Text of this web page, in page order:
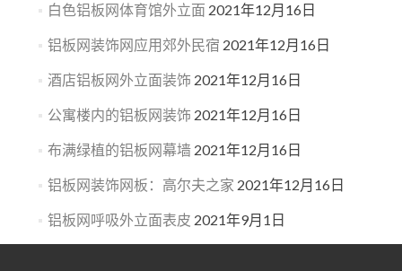
白色铝板网体育馆外立面 2021年12月16日
铝板网装饰网应用郊外民宿 2021年12月16日
酒店铝板网外立面装饰 2021年12月16日
公寓楼内的铝板网装饰 2021年12月16日
布满绿植的铝板网幕墙 2021年12月16日
铝板网装饰网板：高尔夫之家 2021年12月16日
铝板网呼吸外立面表皮 2021年9月1日